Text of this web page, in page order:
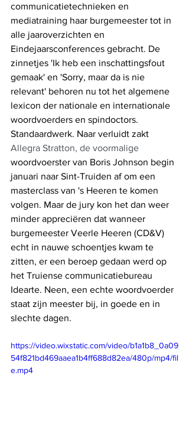
communicatietechnieken en
mediatraining haar burgemeester tot in
alle jaaroverzichten en
Eindejaarsconferences gebracht. De
zinnetjes 'Ik heb een inschattingsfout
gemaak' en 'Sorry, maar da is nie
relevant' behoren nu tot het algemene
lexicon der nationale en internationale
woordvoerders en spindoctors.
Standaardwerk. Naar verluidt zakt
Allegra Stratton, de voormalige
woordvoerster van Boris Johnson begin
januari naar Sint-Truiden af om een
masterclass van 's Heeren te komen
volgen. Maar de jury kon het dan weer
minder appreciëren dat wanneer
burgemeester Veerle Heeren (CD&V)
echt in nauwe schoentjes kwam te
zitten, er een beroep gedaan werd op
het Truiense communicatiebureau
Idearte. Neen, een echte woordvoerder
staat zijn meester bij, in goede en in
slechte dagen.
https://video.wixstatic.com/video/b1a1b8_0a09
54f821bd469aaea1b4ff688d82ea/480p/mp4/fil
e.mp4